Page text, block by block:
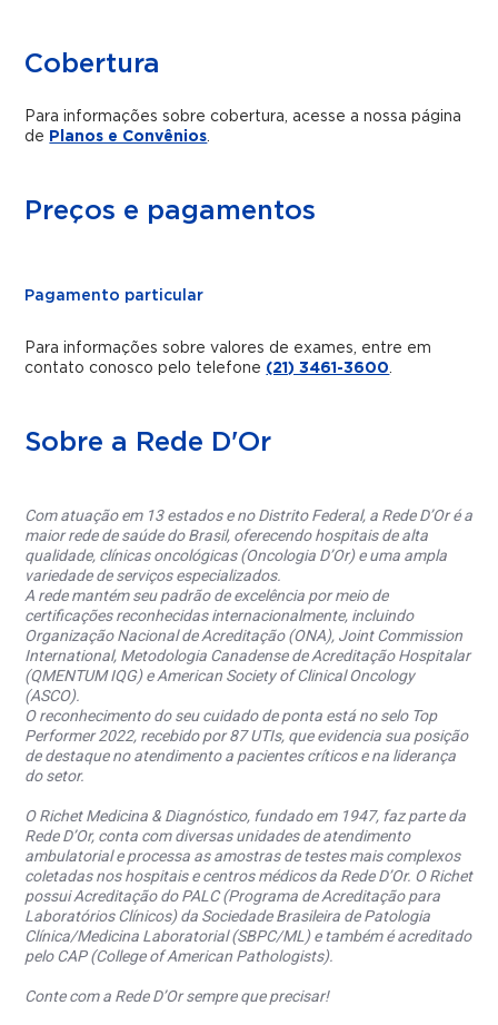
Cobertura
Para informações sobre cobertura, acesse a nossa página
de Planos e Convênios
Preços e pagamentos
Pagamento particular
Para informações sobre valores de exames, entre em
contato conosco pelo telefone (21) 3461-3600
Sobre a Rede D'Or
Com atuação em 13 estados e no Distrito Federal, a Rede D’Or é a
maior rede de saúde do Brasil, oferecendo hospitais de alta
qualidade, clínicas oncológicas (Oncologia D’Or) e uma ampla
variedade de serviços especializados.
A rede mantém seu padrão de excelência por meio de
certificações reconhecidas internacionalmente, incluindo
Organização Nacional de Acreditação (ONA), Joint Commission
International, Metodologia Canadense de Acreditação Hospitalar
(QMENTUM IQG) e American Society of Clinical Oncology
(ASCO).
O reconhecimento do seu cuidado de ponta está no selo Top
Performer 2022, recebido por 87 UTIs, que evidencia sua posição
de destaque no atendimento a pacientes críticos e na liderança
do setor.
O Richet Medicina & Diagnóstico, fundado em 1947, faz parte da
Rede D’Or, conta com diversas unidades de atendimento
ambulatorial e processa as amostras de testes mais complexos
coletadas nos hospitais e centros médicos da Rede D’Or. O Richet
possui Acreditação do PALC (Programa de Acreditação para
Laboratórios Clínicos) da Sociedade Brasileira de Patologia
Clínica/Medicina Laboratorial (SBPC/ML) e também é acreditado
pelo CAP (College of American Pathologists).
Conte com a Rede D’Or sempre que precisar!